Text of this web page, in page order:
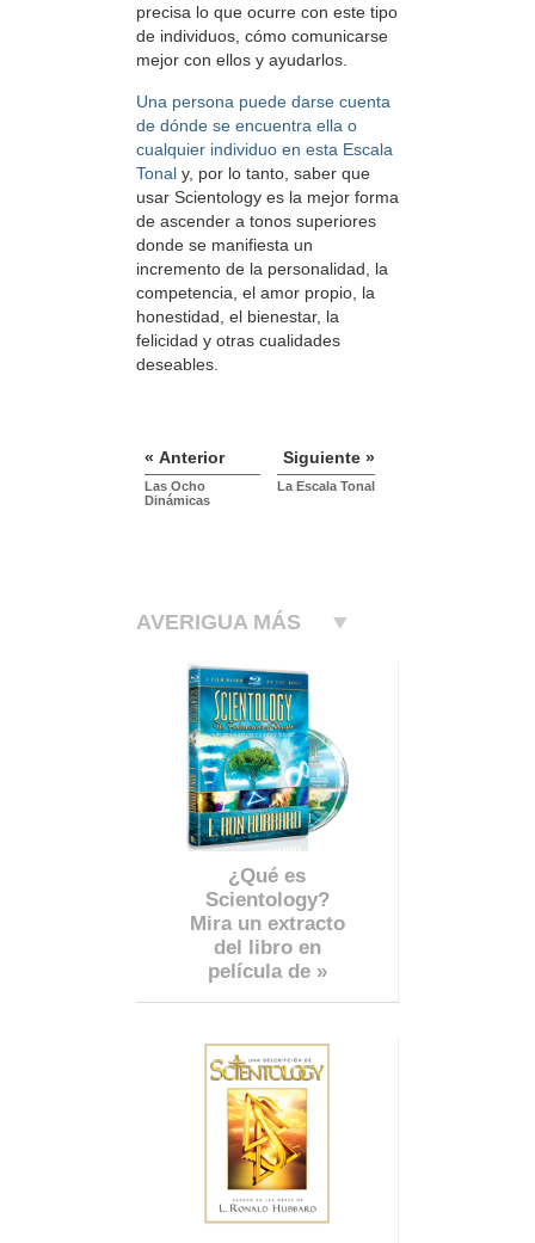
precisa lo que ocurre con este tipo
de individuos, cómo comunicarse
mejor con ellos y ayudarlos.
Una persona puede darse cuenta
de dónde se encuentra ella o
cualquier individuo en esta Escala
Tonal y, por lo tanto, saber que
usar Scientology es la mejor forma
de ascender a tonos superiores
donde se manifiesta un
incremento de la personalidad, la
competencia, el amor propio, la
honestidad, el bienestar, la
felicidad y otras cualidades
deseables.
« Anterior
Las Ocho
Dinámicas
Siguiente »
La Escala Tonal
AVERIGUA MÁS
¿Qué es
Scientology?
Mira un extracto
del libro en
película de »